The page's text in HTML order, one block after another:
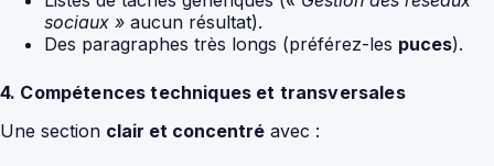
sociaux » aucun résultat).
Des paragraphes très longs (préférez-les puces).
4. Compétences techniques et transversales
Une section clair et concentré avec :